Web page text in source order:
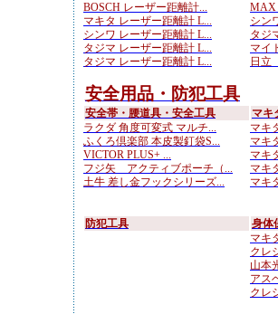
BOSCH レーザー距離計...
マキタ レーザー距離計 L...
シンワ レーザー距離計 L...
タジマ レーザー距離計 L...
タジマ レーザー距離計 L...
MAX
シン
タジ
マイ
日
安全用品・防犯工具
安全帯・腰道具・安全工具
ラクダ 角度可変式 マルチ...
ふくろ倶楽部 本皮製釘袋S...
VICTOR PLUS+ ...
フジ矢 アクティブポーチ（...
土牛 差し金フックシリーズ...
マキ
マキ
マキ
マキ
マキ
マキ
防犯工具
身体
マキ
クレ
山本
アス
クレ